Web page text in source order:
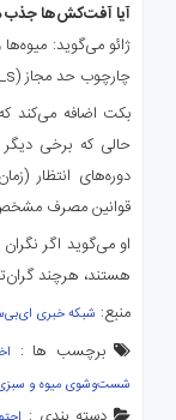
آیا آفت‌کش‌ها جذب
ژائو می‌گوید:
چارچوب حد مجاز (MRLs) در نظر گرفته می‌شود.
بکت اضافه می‌کند
حالی که برخی
دوره‌های انتظار
قوانین مصرف
او می‌گوید اگر
هستند، هرچند
منبع: ‌ شبکه خبری
برچسب ها :
شست‌وشوی میوه و